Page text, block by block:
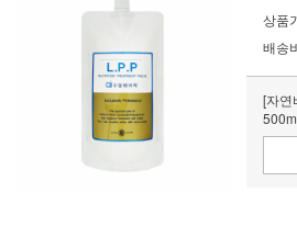
상품
배송
[자연